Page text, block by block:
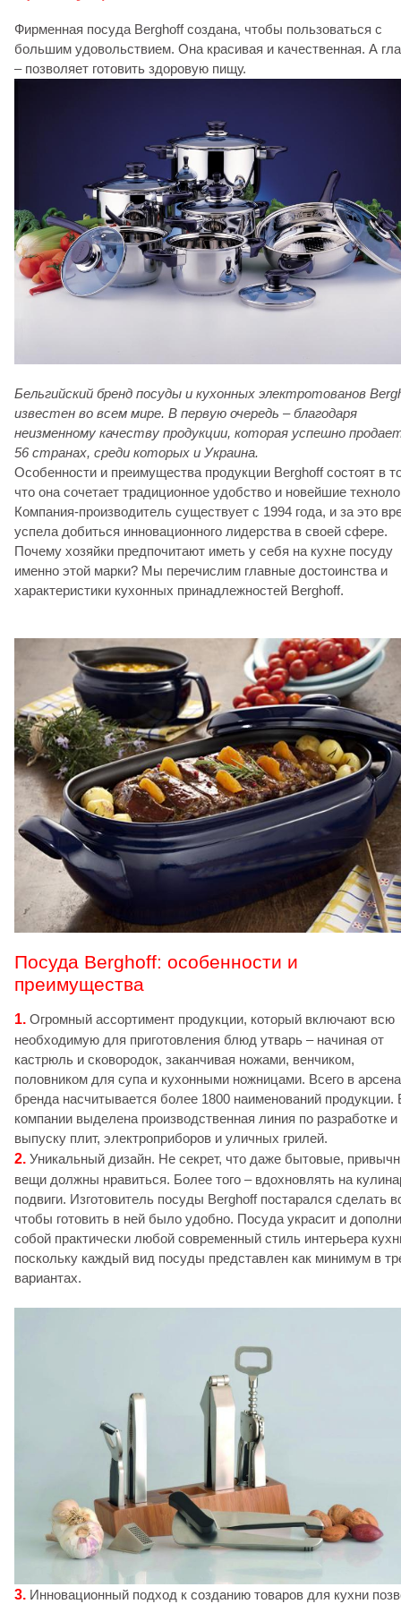
Фирменная посуда Berghoff создана, чтобы пользоваться с
большим удовольствием. Она красивая и качественная. А
– позволяет готовить здоровую пищу.
Бельгийский бренд посуды и кухонных электротованов
известен во всем мире. В первую очередь – благодаря
неизменному качеству продукции, которая успешно
56 странах, среди которых и Украина.
Особенности и преимущества продукции Berghoff состоят в
что она сочетает традиционное удобство и новейшие
Компания-производитель существует с 1994 года, и за это
успела добиться инновационного лидерства в своей сфере.
Почему хозяйки предпочитают иметь у себя на кухне посуду
именно этой марки? Мы перечислим главные достоинства и
характеристики кухонных принадлежностей Berghoff.
Посуда Berghoff: особенности и
преимущества
1. Огромный ассортимент продукции, который включают всю
необходимую для приготовления блюд утварь – начиная от
кастрюль и сковородок, заканчивая ножами, венчиком,
половником для супа и кухонными ножницами. Всего в
бренда насчитывается более 1800 наименований продукции.
компании выделена производственная линия по разработке и
выпуску плит, электроприборов и уличных грилей.
2. Уникальный дизайн. Не секрет, что даже бытовые,
вещи должны нравиться. Более того – вдохновлять на
подвиги. Изготовитель посуды Berghoff постарался сделать
чтобы готовить в ней было удобно. Посуда украсит и
собой практически любой современный стиль интерьера
поскольку каждый вид посуды представлен как минимум в
вариантах.
3. Инновационный подход к созданию товаров для кухни